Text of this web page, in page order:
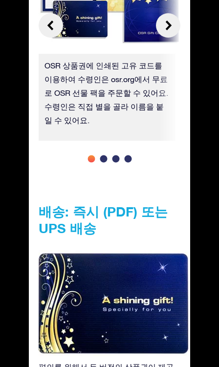
OSR 상품권에 인쇄된 고유 코드를
이용하여 수령인은 osr.org에서 무료
로 OSR 선물 팩을 주문할 수 있어요.
수령인은 직접 별을 골라 이름을 붙
일 수 있어요.
배송: 즉시 (PDF) 또는
UPS 배송